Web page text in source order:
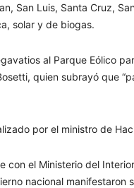
San Luis, Santa Cruz,
solar y de biogas.
al Parque Eólico
quien subrayó que
por el ministro de
con el Ministerio del
nacional